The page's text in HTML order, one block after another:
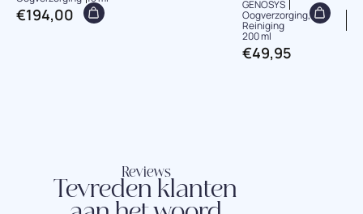
€194,00
GENOSYS
Oogverzorging,
Reiniging
200 ml
€49,95
Reviews
Tevreden klanten